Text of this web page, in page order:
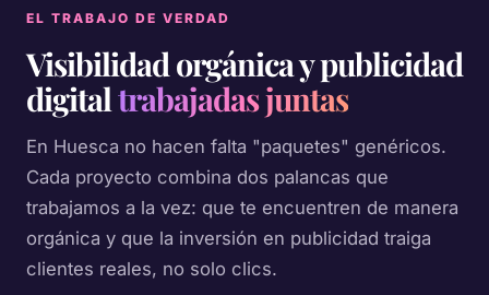
EL TRABAJO DE VERDAD
Visibilidad orgánica y publicidad
digitaltrabajadas juntas
En Huesca no hacen falta "paquetes" genéricos.
Cada proyecto combina dos palancas que
trabajamos a la vez: que te encuentren de manera
orgánica y que la inversión en publicidad traiga
clientes reales, no solo clics.